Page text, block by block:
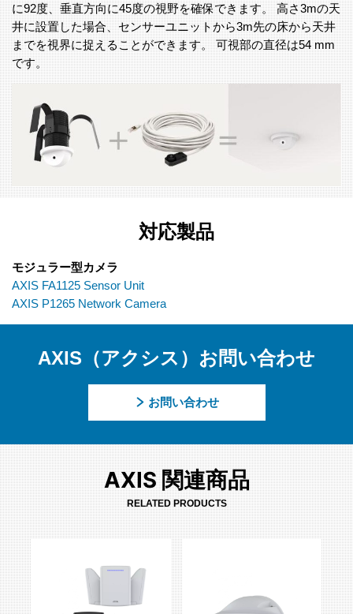
に92度、垂直方向に45度の視野を確保できます。 高さ3mの天
井に設置した場合、センサーユニットから3m先の床から天井
までを視界に捉えることができます。 可視部の直径は54 mm
です。
対応製品
モジュラー型カメラ
AXIS FA1125 Sensor Unit
AXIS P1265 Network Camera
AXIS（アクシス）お問い合わせ
お問い合わせ
AXIS 関連商品
RELATED PRODUCTS